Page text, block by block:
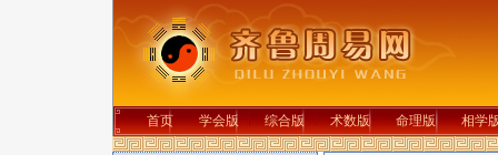
首页 学会版 综合版 术数版 命理版 相学